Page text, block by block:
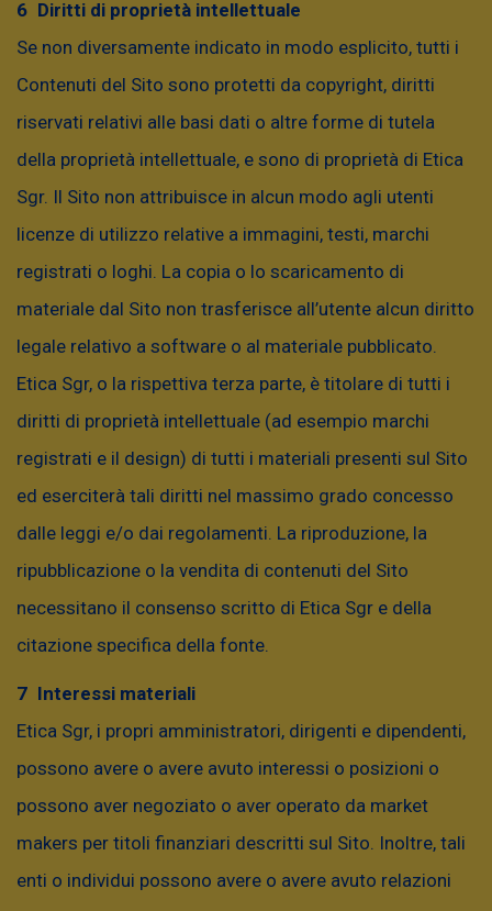
il Prospetto informativo dei fondi sul sito
www.eticasgr.com
AIUTO NEWSLETTER
LAVORA CON NOI GLOSSARIO
CONTATTI ETICACADEMY
Diritti di proprietà intellettuale
Se non diversamente indicato in modo esplicito, tutti i
Contenuti del Sito sono protetti da copyright, diritti
riservati relativi alle basi dati o altre forme di tutela
della proprietà intellettuale, e sono di proprietà di Etica
Sgr. Il Sito non attribuisce in alcun modo agli utenti
licenze di utilizzo relative a immagini, testi, marchi
registrati o loghi. La copia o lo scaricamento di
materiale dal Sito non trasferisce all’utente alcun diritto
legale relativo a software o al materiale pubblicato.
Etica Sgr, o la rispettiva terza parte, è titolare di tutti i
diritti di proprietà intellettuale (ad esempio marchi
registrati e il design) di tutti i materiali presenti sul Sito
ed eserciterà tali diritti nel massimo grado concesso
dalle leggi e/o dai regolamenti. La riproduzione, la
ripubblicazione o la vendita di contenuti del Sito
necessitano il consenso scritto di Etica Sgr e della
citazione specifica della fonte.
Interessi materiali
Etica Sgr, i propri amministratori, dirigenti e dipendenti,
possono avere o avere avuto interessi o posizioni o
possono aver negoziato o aver operato da market
makers per titoli finanziari descritti sul Sito. Inoltre, tali
enti o individui possono avere o avere avuto relazioni